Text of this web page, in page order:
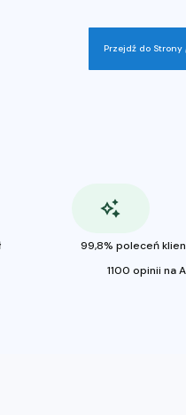
Przejdź do Strony
99,8% poleceń
1100 opinii na